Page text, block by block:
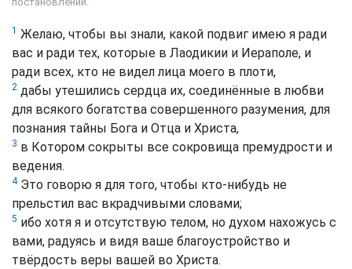
1 Желаю, чтобы вы знали, какой подвиг имею я ради
вас и ради тех, которые в Лаодикии и Иераполе, и
ради всех, кто не видел лица моего в плоти,
2 дабы утешились сердца их, соединённые в любви
для всякого богатства совершенного разумения, для
познания тайны Бога и Отца и Христа,
3 в Котором сокрыты все сокровища премудрости и
ведения.
4Это говорю я для того, чтобы кто-нибудь не
прельстил вас вкрадчивыми словами;
5 ибо хотя я и отсутствую телом, но духом нахожусь с
вами, радуясь и видя ваше благоустройство и
твёрдость веры вашей во Христа.